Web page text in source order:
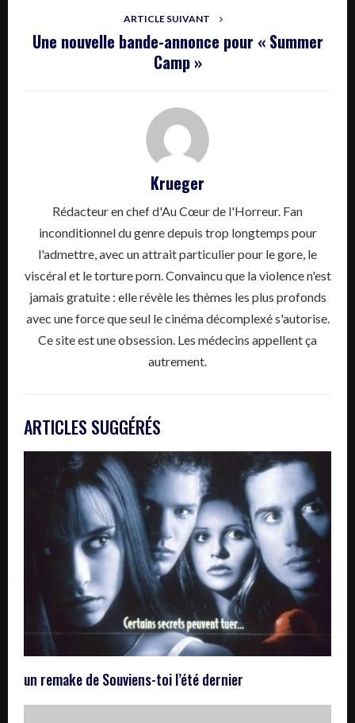
ARTICLE SUIVANT
Une nouvelle bande-annonce pour « Summer
Camp »
Krueger
Rédacteur en chef d'Au Cœur de l'Horreur. Fan
inconditionnel du genre depuis trop longtemps pour
l'admettre, avec un attrait particulier pour le gore, le
viscéral et le torture porn. Convaincu que la violence n'est
jamais gratuite : elle révèle les thèmes les plus profonds
avec une force que seul le cinéma décomplexé s'autorise.
Ce site est une obsession. Les médecins appellent ça
autrement.
ARTICLES SUGGÉRÉS
un remake de Souviens-toi l’été dernier